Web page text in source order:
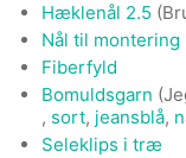
Hæklenål 2.5
Nål til montering
Fiberfyld
Bomuldsgarn
, sort, jeansblå,
Seleklips i træ